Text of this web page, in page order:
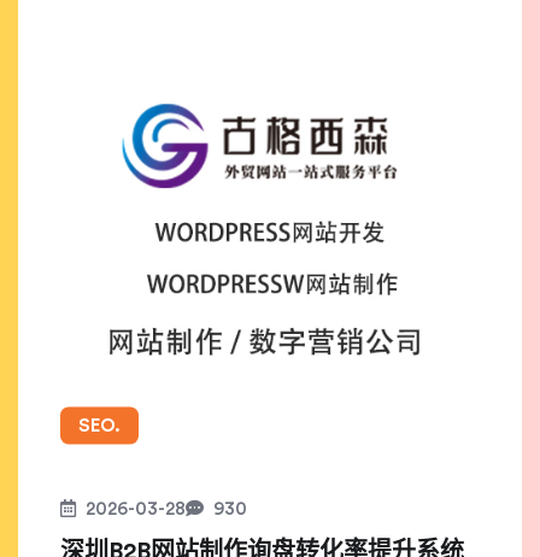
SEO.
2026-03-28 930
深圳B2B网站制作询盘转化率提升系统